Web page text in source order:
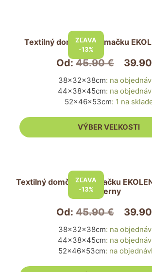
ZĽAVA
-13%
Textilný domček pre mačku
Od:45.90€ 39.90
38x32x38cm: na
44x38x45cm: na
52x46x53cm: 1 na
VÝBER VEĽKOSTI
vybrať
stránke
ZĽAVA
-13%
Textilný domček pre mačku
čierny
Od: 45.90€ 39.90
38x32x38cm: na
44x38x45cm: na
52x46x53cm: na
má